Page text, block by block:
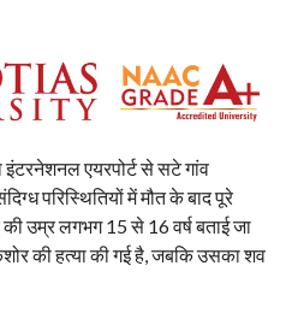
एयरपोर्ट से सटे गांव
परिस्थितियों में मौत के बाद पूरे
उम्र लगभग 15 से 16 वर्ष बताई जा
की हत्या की गई है, जबकि उसका शव